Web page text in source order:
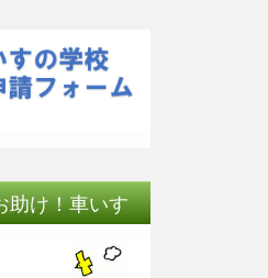
助け！車いす